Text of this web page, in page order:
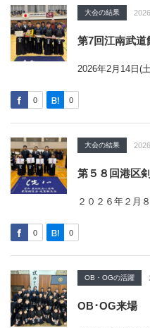
大会の結果
第7回江南武
2026年2月14日(
0 0
大会の結果
第５８回港区
２０２６年２月
0 0
OB・OGの活躍
OB･OG来場